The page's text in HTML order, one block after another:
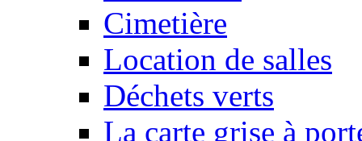
Cimetière
Location de salles
Déchets verts
La carte grise à